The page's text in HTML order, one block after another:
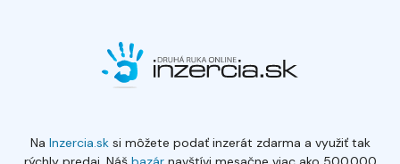
Na Inzercia.sksi môžete podať inzerát zdarma a využiť tak